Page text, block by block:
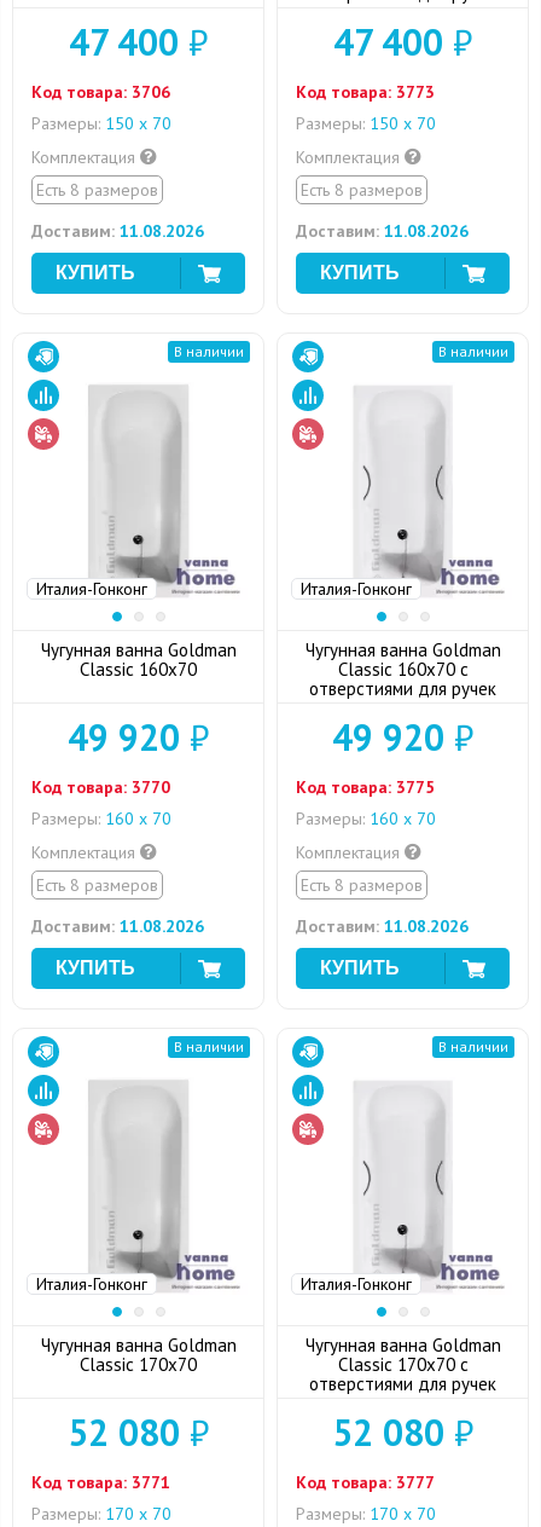
47 400 ₽
Код товара: 3706
Размеры: 150 х 70
Комплектация
Есть 8 размеров
Доставим: 11.08.2026
47 400 ₽
Код товара: 3773
Размеры: 150 х 70
Комплектация
Есть 8 размеров
Доставим: 11.08.2026
Италия-Гонконг
В наличии
Чугунная ванна Goldman
Classic 160х70
49 920 ₽
Код товара: 3770
Размеры: 160 х 70
Комплектация
Есть 8 размеров
Доставим: 11.08.2026
Италия-Гонконг
В наличии
Чугунная ванна Goldman
Classic 160х70 с
отверстиями для ручек
49 920 ₽
Код товара: 3775
Размеры: 160 х 70
Комплектация
Есть 8 размеров
Доставим: 11.08.2026
Италия-Гонконг
В наличии
Чугунная ванна Goldman
Classic 170х70
52 080 ₽
Код товара: 3771
Размеры: 170 х 70
Италия-Гонконг
В наличии
Чугунная ванна Goldman
Classic 170x70 с
отверстиями для ручек
52 080 ₽
Код товара: 3777
Размеры: 170 х 70